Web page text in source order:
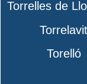
Torrelles de
Torrelavit
Torelló